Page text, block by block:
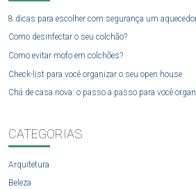
8 dicas para escolher com segurança um
Como desinfectar o seu colchão?
Como evitar mofo em colchões?
Check-list para você organizar o seu open house
Chá de casa nova: o passo a passo para você
CATEGORIAS
Arquitetura
Beleza